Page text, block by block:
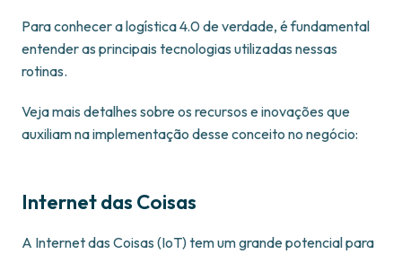
Para conhecer a logística 4.0 de verdade, é fundamental
entender as principais tecnologias utilizadas nessas
rotinas.
Veja mais detalhes sobre os recursos e inovações que
auxiliam na implementação desse conceito no negócio:
Internet das Coisas
A Internet das Coisas (IoT) tem um grande potencial para